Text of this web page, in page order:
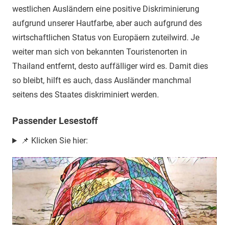
westlichen Ausländern eine positive Diskriminierung
aufgrund unserer Hautfarbe, aber auch aufgrund des
wirtschaftlichen Status von Europäern zuteilwird. Je
weiter man sich von bekannten Touristenorten in
Thailand entfernt, desto auffälliger wird es. Damit dies
so bleibt, hilft es auch, dass Ausländer manchmal
seitens des Staates diskriminiert werden.
Passender Lesestoff
📌 Klicken Sie hier: